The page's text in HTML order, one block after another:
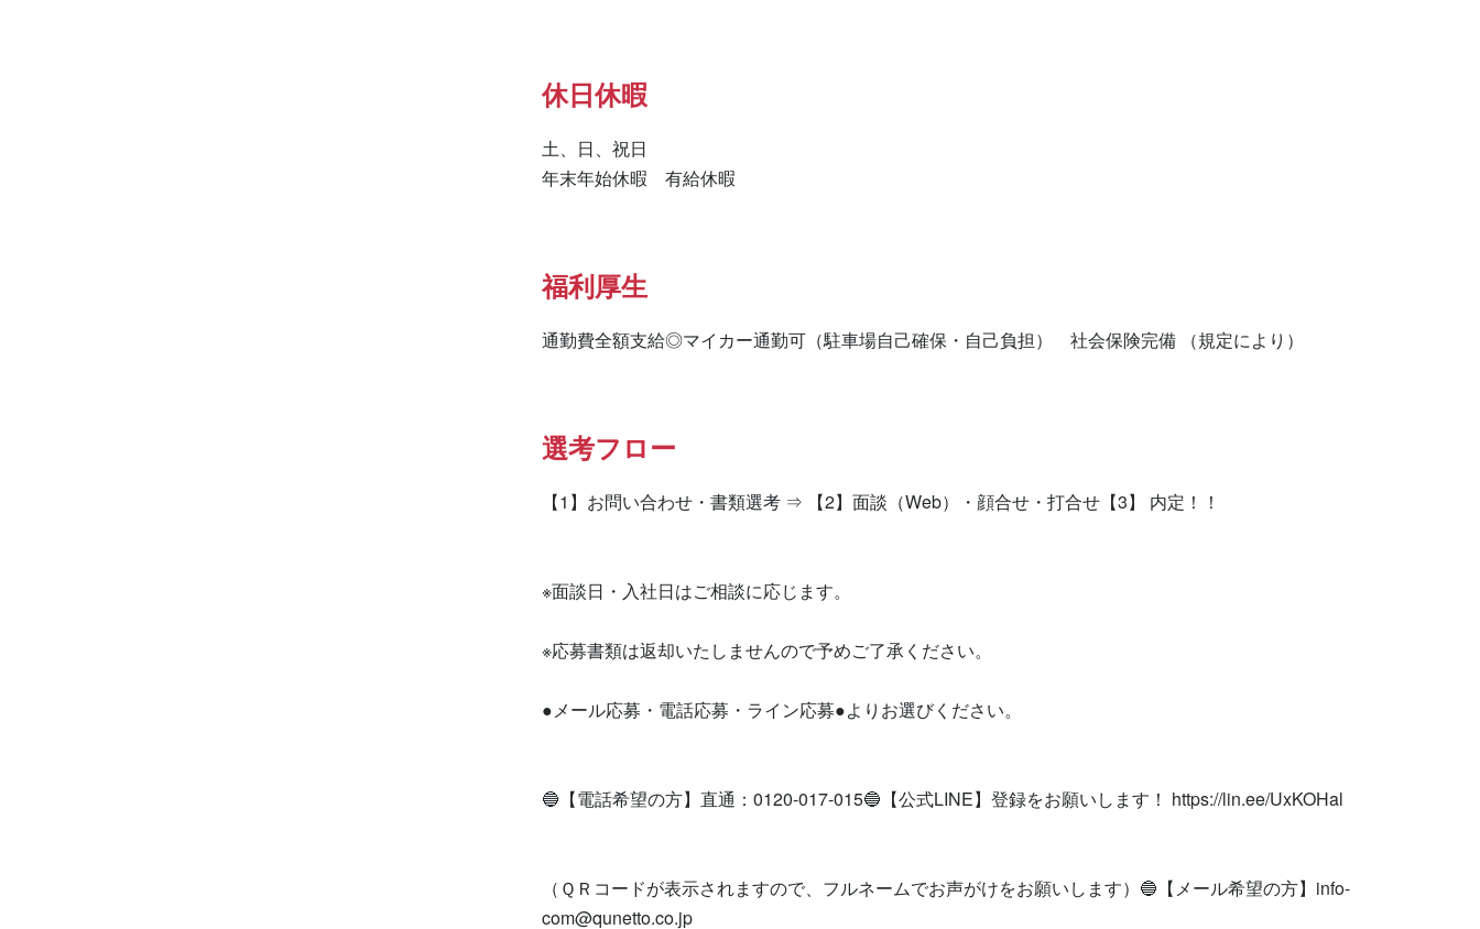
休日休暇
土、日、祝日
年末年始休暇　有給休暇
福利厚生
通勤費全額支給◎マイカー通勤可（駐車場自己確保・自己負担）　社会保険完備 （規定により）
選考フロー
【1】お問い合わせ・書類選考 ⇒ 【2】面談（Web）・顔合せ・打合せ【3】 内定！！
※面談日・入社日はご相談に応じます。
※応募書類は返却いたしませんので予めご了承ください。
●メール応募・電話応募・ライン応募●よりお選びください。
🔵【電話希望の方】直通：0120-017-015🔵【公式LINE】登録をお願いします！ https://lin.ee/UxKOHal
（ＱＲコードが表示されますので、フルネームでお声がけをお願いします）🔵【メール希望の方】 info-
com@qunetto.co.jp